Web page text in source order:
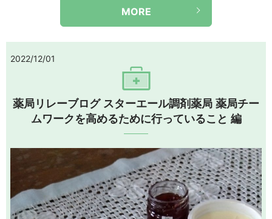
MORE
2022/12/01
薬局リレーブログ スターエール調剤薬局 薬局チー
ムワークを高めるために行っていること 編